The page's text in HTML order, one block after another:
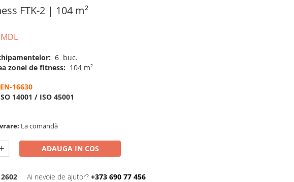
FTK-2 | 104 m²
6 buc.
zonei de fitness: 104 m²
16630
14001 / ISO 45001
La comandă
ADAUGA IN COS
2602 Ai nevoie de ajutor? +373 690 77 456